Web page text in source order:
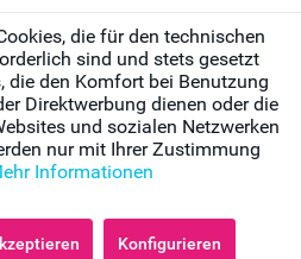
die für den technischen
sind und stets gesetzt
die den Komfort bei Benutzung
Direktwerbung dienen oder die
und sozialen Netzwerken
nur mit Ihrer Zustimmung
Informationen
Konfigurieren